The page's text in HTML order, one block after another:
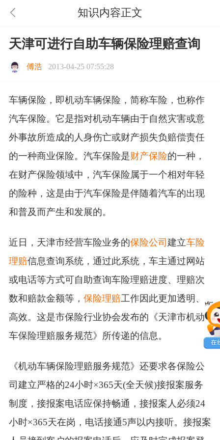
知识内容正文
天津可进行自助车辆保险理赔查询
傅浩 2013-04-25 07:55:28
车辆保险，即机动车辆保险，简称车险，也称作
汽车保险。它是指对机动车辆由于自然灾害或意
外事故所造成的人身伤亡或财产损失负赔偿责任
的一种商业保险。汽车保险是财产保险的一种，
在财产保险领域中，汽车保险属于一个相对年轻
的险种，这是由于汽车保险是伴随着汽车的出现
和普及而产生和发展的。
近日，天津市经营车险业务的保险公司建立车险
理赔信息查询系统，通过此系统，车主通过网站
或电话等方式可自助查询车险理赔进度、理赔次
数和赔款金额等， 保险理赔工作因此更加透明、
高效。这是市保险行业协会发布的《天津市机动
车保险理赔服务规范》所传递的信息。
《机动车辆保险理赔服务规范》还要求各保险公
司建立严格的24小时×365天(全天候)接报案服务
制度，接报案电话应保持畅通，接报案人必须24
小时×365天在岗，电话接通5声以内接听。接报案